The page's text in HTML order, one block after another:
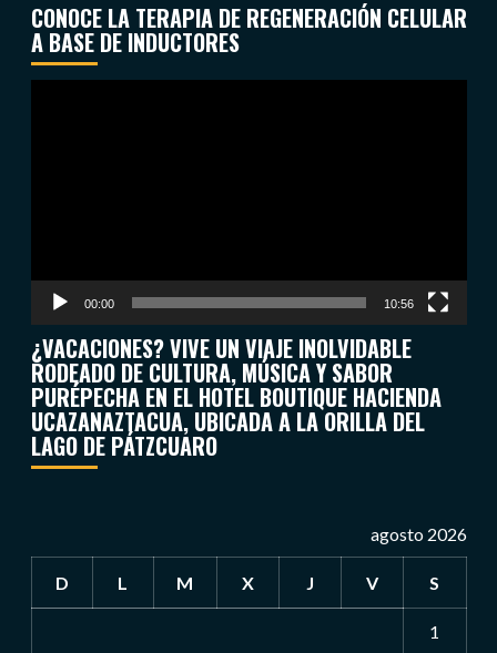
CONOCE LA TERAPIA DE REGENERACIÓN CELULAR
A BASE DE INDUCTORES
00:00 10:56
¿VACACIONES? VIVE UN VIAJE INOLVIDABLE
RODEADO DE CULTURA, MÚSICA Y SABOR
PURÉPECHA EN EL HOTEL BOUTIQUE HACIENDA
UCAZANAZTACUA, UBICADA A LA ORILLA DEL
LAGO DE PÁTZCUARO
agosto 2026
D L M X J V S
1